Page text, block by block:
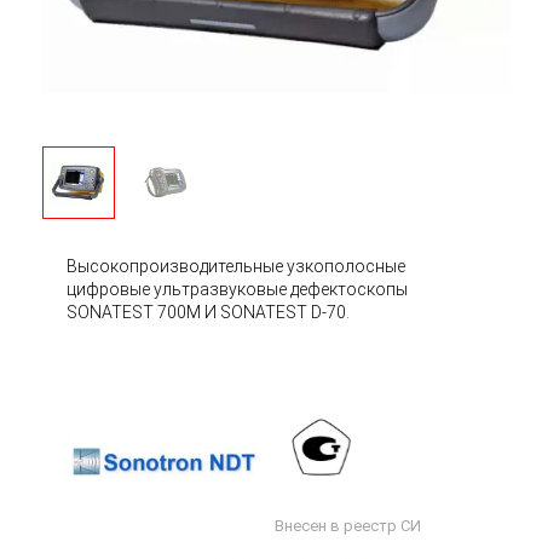
Высокопроизводительные узкополосные
цифровые ультразвуковые дефектоскопы
SONATEST 700M И SONATEST D-70.
Внесен в реестр СИ